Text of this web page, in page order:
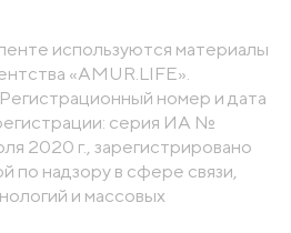
используются материалы
«AMUR.LIFE».
номер и дата
серия ИА №
2020 г., зарегистрировано
по надзору в сфере связи,
и массовых